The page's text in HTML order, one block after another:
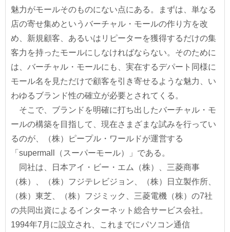
魅力がモールそのものにない点にある。まずは、単なる
店の寄せ集めというバーチャル・モールの作り方を改
め、新規顧客、あるいはリピーターを獲得するだけの集
客力を持ったモールにしなければならない。そのために
は、バーチャル・モールにも、実在するデパート同様に
モール名を見ただけで顧客を引き寄せるような魅力、い
わゆるブランド性の確立が必要とされてくる。
そこで、ブランドを明確に打ち出したバーチャル・モ
ールの構築を目指して、現在さまざまな試みを行ってい
るのが、（株）ピープル・ワールドが運営する
「supermall（スーパーモール）」である。
同社は、日本アイ・ビー・エム（株）、三菱商事
（株）、（株）フジテレビジョン、（株）日立製作所、
（株）東芝、（株）フジミック、三菱電機（株）の7社
の共同出資によるインターネット総合サービス会社。
1994年7月に設立され、これまでにパソコン通信